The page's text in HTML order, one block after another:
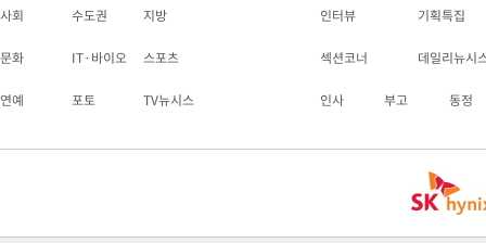
사회 수도권 지방
문화 IT·바이오 스포츠
연예 포토 TV뉴시스
인터뷰 기획특집
섹션코너 데일리뉴시
인사 부고 동정